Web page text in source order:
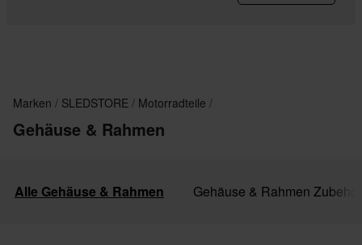
Marken SLEDSTORE Motorradteile
Gehäuse & Rahmen
Alle Gehäuse & Rahmen Gehäuse & Rahmen Zubehör